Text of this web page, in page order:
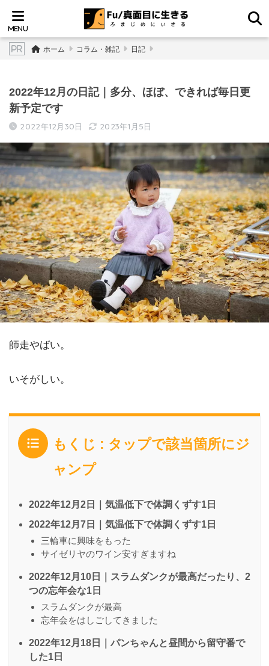
ホーム コラム・雑記 日記
2022年12月の日記｜多分、ほぼ、できれば毎日更
新予定です
2022年12月30日 2023年1月5日
師走やばい。
いそがしい。
もくじ : タップで該当箇所にジ
ャンプ
2022年12月2日｜気温低下で体調くずす1日
2022年12月7日｜気温低下で体調くずす1日
三輪車に興味をもった
サイゼリヤのワイン安すぎますね
2022年12月10日｜スラムダンクが最高だったり、2
つの忘年会な1日
スラムダンクが最高
忘年会をはしごしてきました
2022年12月18日｜パンちゃんと昼間から留守番で
した1日